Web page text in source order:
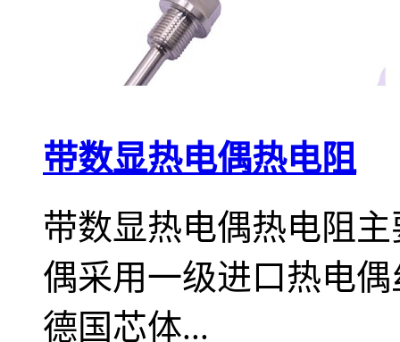
带数显热电偶热电阻
带数显热电偶热电阻
偶采用一级进口热电
德国芯体...